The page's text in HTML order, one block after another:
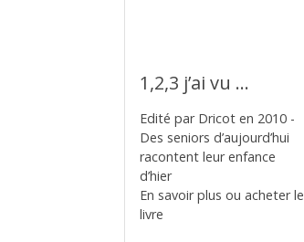
1,2,3 j’ai vu ...
Edité par Dricot en 2010 -
Des seniors d’aujourd’hui
racontent leur enfance
d’hier
En savoir plus ou acheter le
livre